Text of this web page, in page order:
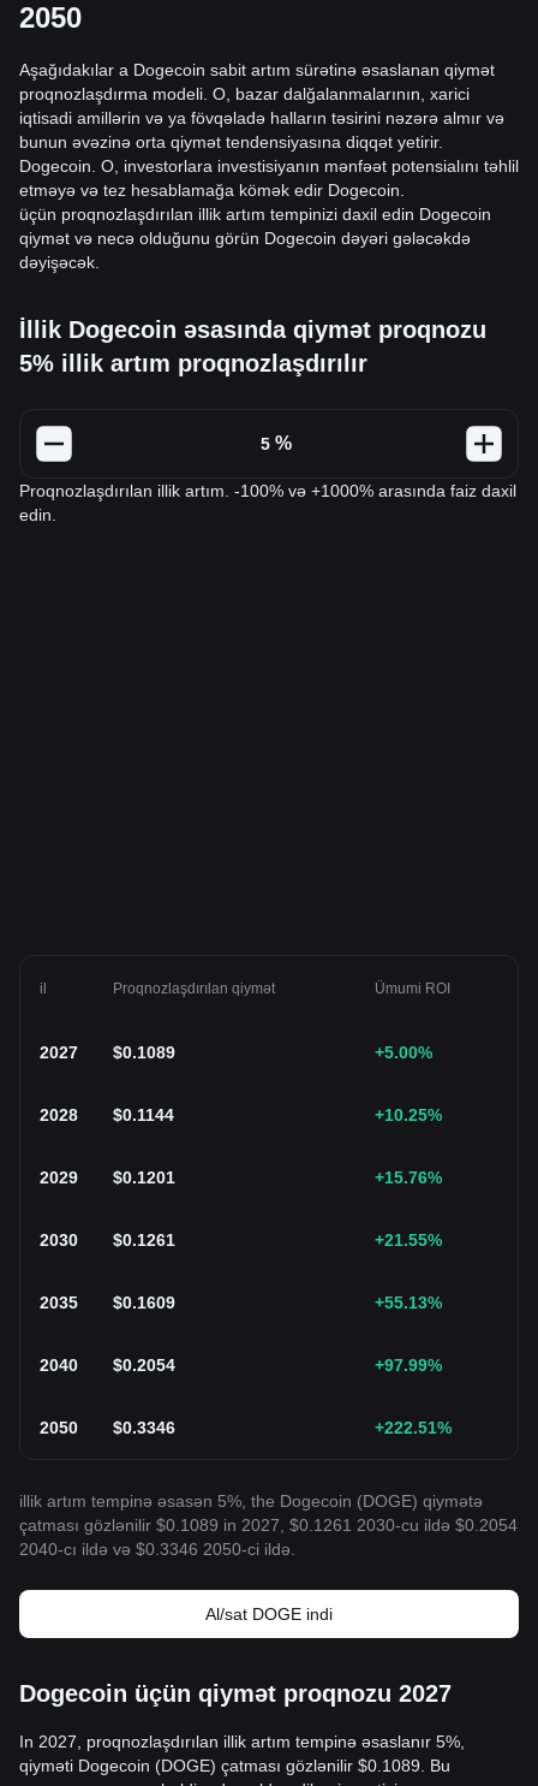
2050
Aşağıdakılar a Dogecoin sabit artım sürətinə əsaslanan qiymət
proqnozlaşdırma modeli. O, bazar dalğalanmalarının, xarici
iqtisadi amillərin və ya fövqəladə halların təsirini nəzərə almır və
bunun əvəzinə orta qiymət tendensiyasına diqqət yetirir.
Dogecoin. O, investorlara investisiyanın mənfəət potensialını təhlil
etməyə və tez hesablamağa kömək edir Dogecoin.
üçün proqnozlaşdırılan illik artım tempinizi daxil edin Dogecoin
qiymət və necə olduğunu görün Dogecoin dəyəri gələcəkdə
dəyişəcək.
İllik Dogecoin əsasında qiymət proqnozu
5% illik artım proqnozlaşdırılır
%
Proqnozlaşdırılan illik artım. -100% və +1000% arasında faiz daxil
edin.
il Proqnozlaşdırılan qiymət Ümumi ROI
2027 $0.1089 +5.00%
2028 $0.1144 +10.25%
2029 $0.1201 +15.76%
2030 $0.1261 +21.55%
2035 $0.1609 +55.13%
2040 $0.2054 +97.99%
2050 $0.3346 +222.51%
illik artım tempinə əsasən 5%, the Dogecoin (DOGE) qiymətə
çatması gözlənilir $0.1089 in 2027, $0.1261 2030-cu ildə $0.2054
2040-cı ildə və $0.3346 2050-ci ildə.
Al/sat DOGE indi
Dogecoin üçün qiymət proqnozu 2027
In 2027, proqnozlaşdırılan illik artım tempinə əsaslanır 5%,
qiyməti Dogecoin (DOGE) çatması gözlənilir $0.1089. Bu